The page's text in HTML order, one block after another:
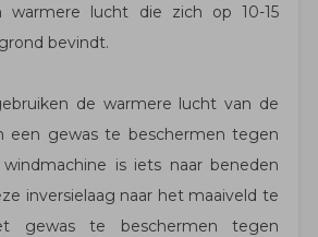
warmere lucht die zich op 10-15
bevindt.
de warmere lucht van de
een ​​gewas te beschermen tegen
is iets naar beneden
inversielaag naar het maaiveld te
gewas te beschermen tegen